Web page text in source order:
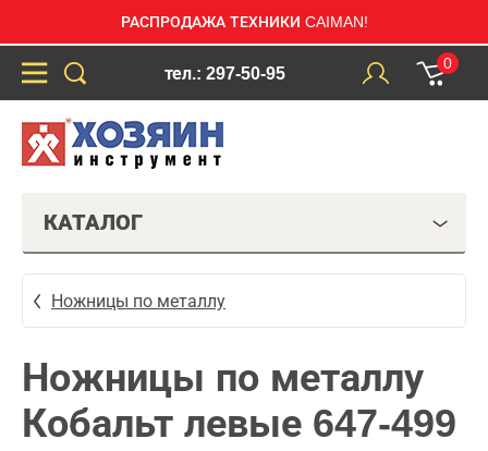
РАСПРОДАЖА ТЕХНИКИ CAIMAN!
тел.: 297-50-95
0
КАТАЛОГ
Ножницы по металлу
Ножницы по металлу
Кобальт левые 647-499